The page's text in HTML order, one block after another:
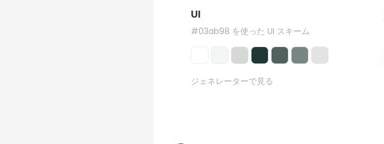
UI
#03ab98 を使った UI スキーム
ジェネレーターで見る